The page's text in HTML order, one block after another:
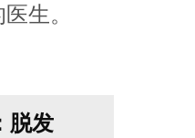
生。
脱发